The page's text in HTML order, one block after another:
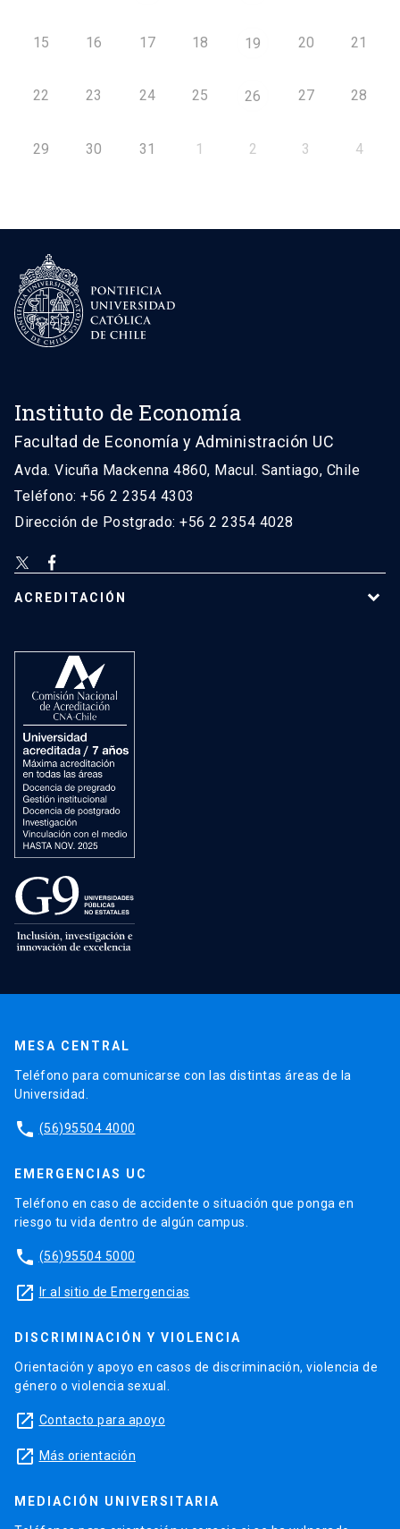
15 16 17 18 19 20 21
22 23 24 25 26 27 28
29 30 31 1 2 3 4
Instituto de Economía
Facultad de Economía y Administración UC
Avda. Vicuña Mackenna 4860, Macul. Santiago, Chile
Teléfono: +56 2 2354 4303
Dirección de Postgrado: +56 2 2354 4028
ACREDITACIÓN
MESA CENTRAL
Teléfono para comunicarse con las distintas áreas de la
Universidad.
phone (56)95504 4000
EMERGENCIAS UC
Teléfono en caso de accidente o situación que ponga en
riesgo tu vida dentro de algún campus.
phone (56)95504 5000
launch Ir al sitio de Emergencias
DISCRIMINACIÓN Y VIOLENCIA
Orientación y apoyo en casos de discriminación, violencia de
género o violencia sexual.
launch Contacto para apoyo
launch Más orientación
MEDIACIÓN UNIVERSITARIA